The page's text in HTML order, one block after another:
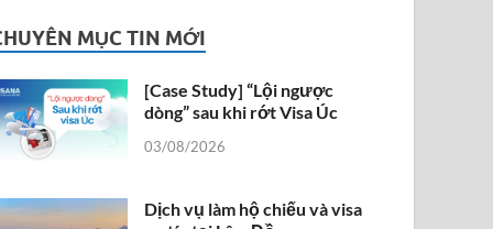
MỤC TIN MỚI
[Case Study] “Lội ngược
dòng” sau khi rớt Visa Úc
03/08/2026
Dịch vụ làm hộ chiếu và visa